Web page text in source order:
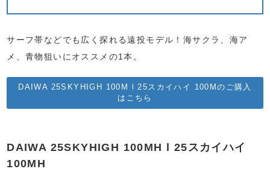
サーフ帯などでも広く探れる遠投モデル！海サクラ、海ア
メ、青物狙いにオススメの1本。
DAIWA 25SKYHIGH 100M l 25スカイハイ 100Mのご購入
はこちら
DAIWA 25SKYHIGH 100MH l 25スカイハイ
100MH